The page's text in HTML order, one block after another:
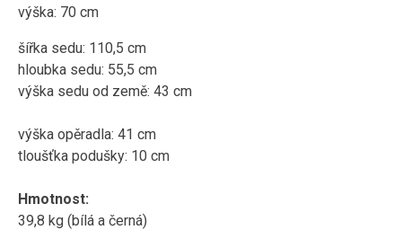
výška: 70 cm
šířka sedu: 110,5 cm
hloubka sedu: 55,5 cm
výška sedu od země: 43 cm
výška opěradla: 41 cm
tloušťka podušky: 10 cm
Hmotnost:
39,8 kg (bílá a černá)